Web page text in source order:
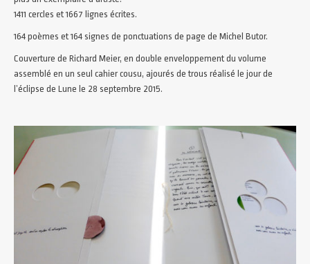
1411 cercles et 1667 lignes écrites.
164 poèmes et 164 signes de ponctuations de page de Michel Butor.
Couverture de Richard Meier, en double enveloppement du volume
assemblé en un seul cahier cousu, ajourés de trous réalisé le jour de
l’éclipse de Lune le 28 septembre 2015.